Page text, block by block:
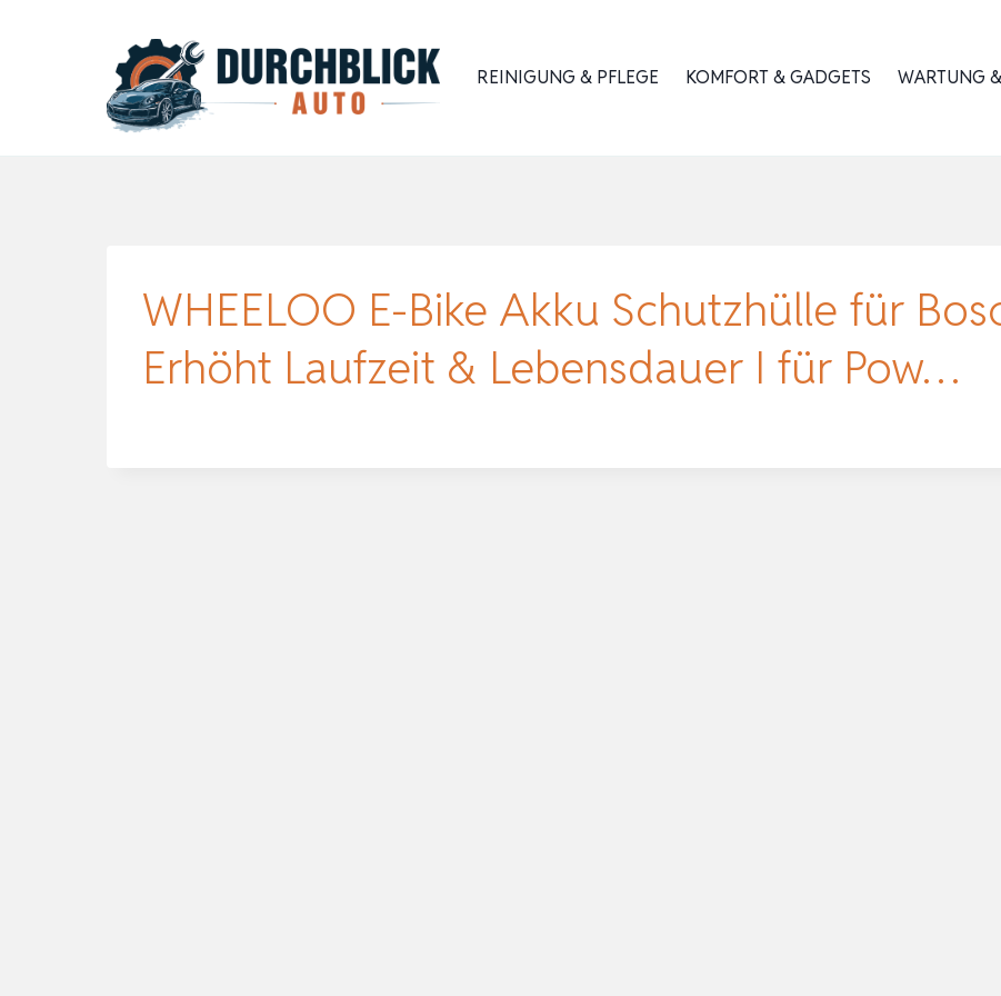
REINIGUNG & PFLEGE KOMFORT & GADGETS WARTUNG
WHEELOO E-Bike Akku Schutzhülle für
Erhöht Laufzeit & Lebensdauer I für Pow…